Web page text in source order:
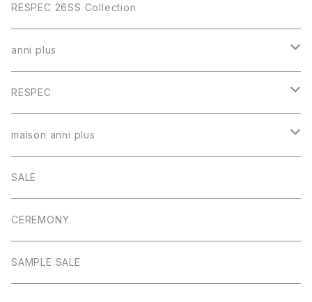
RESPEC 26SS Collection
anni plus
トップス
スカート
パンツ
ワンピース
アウター
RESPEC
トップス
スカート
パンツ
アウター
maison anni plus
ワンピース
SALE
CEREMONY
SAMPLE SALE